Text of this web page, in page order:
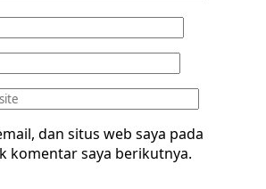
dan situs web saya pada
komentar saya berikutnya.